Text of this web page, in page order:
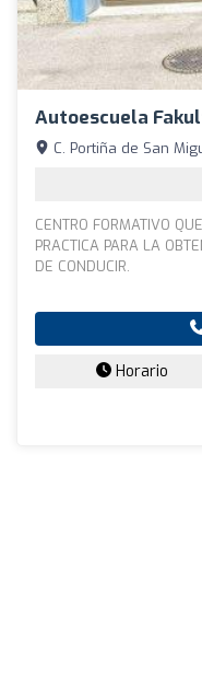
Autoescuela
C. Portiña de San
CENTRO FORMATIVO
PRACTICA PARA LA
DE CONDUCIR.
Horario